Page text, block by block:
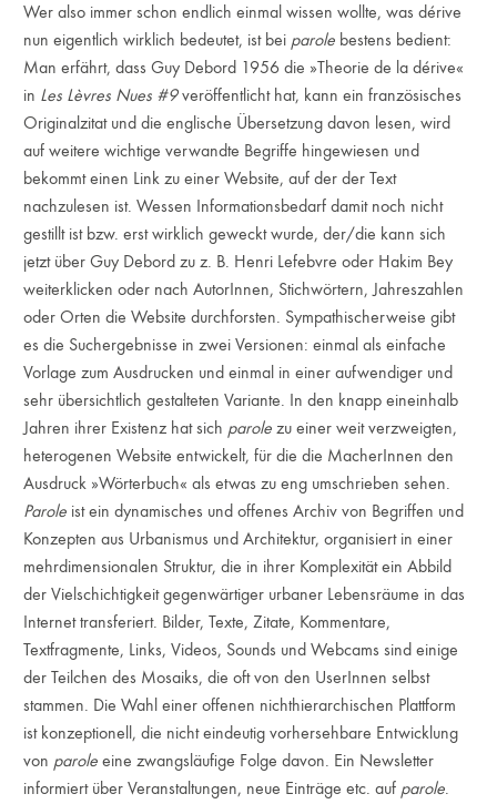
Wer also immer schon endlich einmal wissen wollte, was dérive
nun eigentlich wirklich bedeutet, ist bei parole bestens bedient:
Man erfährt, dass Guy Debord 1956 die »Theorie de la dérive«
in Les Lèvres Nues #9veröffentlicht hat, kann ein französisches
Originalzitat und die englische Übersetzung davon lesen, wird
auf weitere wichtige verwandte Begriffe hingewiesen und
bekommt einen Link zu einer Website, auf der der Text
nachzulesen ist. Wessen Informationsbedarf damit noch nicht
gestillt ist bzw. erst wirklich geweckt wurde, der/die kann sich
jetzt über Guy Debord zu z. B. Henri Lefebvre oder Hakim Bey
weiterklicken oder nach AutorInnen, Stichwörtern, Jahreszahlen
oder Orten die Website durchforsten. Sympathischerweise gibt
es die Suchergebnisse in zwei Versionen: einmal als einfache
Vorlage zum Ausdrucken und einmal in einer aufwendiger und
sehr übersichtlich gestalteten Variante. In den knapp eineinhalb
Jahren ihrer Existenz hat sich parole zu einer weit verzweigten,
heterogenen Website entwickelt, für die die MacherInnen den
Ausdruck »Wörterbuch« als etwas zu eng umschrieben sehen.
Parole ist ein dynamisches und offenes Archiv von Begriffen und
Konzepten aus Urbanismus und Architektur, organisiert in einer
mehrdimensionalen Struktur, die in ihrer Komplexität ein Abbild
der Vielschichtigkeit gegenwärtiger urbaner Lebensräume in das
Internet transferiert. Bilder, Texte, Zitate, Kommentare,
Textfragmente, Links, Videos, Sounds und Webcams sind einige
der Teilchen des Mosaiks, die oft von den UserInnen selbst
stammen. Die Wahl einer offenen nichthierarchischen Plattform
ist konzeptionell, die nicht eindeutig vorhersehbare Entwicklung
von parole eine zwangsläufige Folge davon. Ein Newsletter
informiert über Veranstaltungen, neue Einträge etc. auf parole.